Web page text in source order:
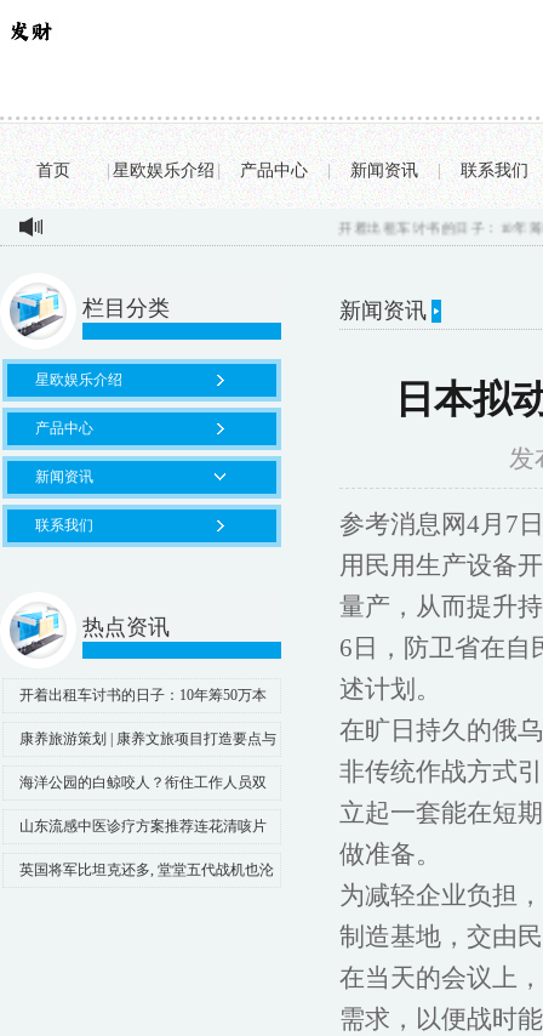
首页 |星欧娱乐介绍| 产品中心 | 新闻资讯 | 联系我们
开着出租车讨书的日子：10年筹
栏目分类
星欧娱乐介绍
产品中心
新闻资讯
联系我们
热点资讯
开着出租车讨书的日子：10年筹50万本
书，捐了100个山村学校图书室
康养旅游策划 | 康养文旅项目打造要点与
康养文旅项目规划设计建议
海洋公园的白鲸咬人？衔住工作人员双
腿引游客惊呼！景区回应
山东流感中医诊疗方案推荐连花清咳片
等中成药
英国将军比坦克还多, 堂堂五代战机也沦
新闻资讯
日本拟
发
参考消息网4月7
用民用生产设备
量产，从而提升
6日，防卫省在自
述计划。
在旷日持久的俄
非传统作战方式
立起一套能在短
做准备。
为减轻企业负担
制造基地，交由
在当天的会议上
需求，以便战时